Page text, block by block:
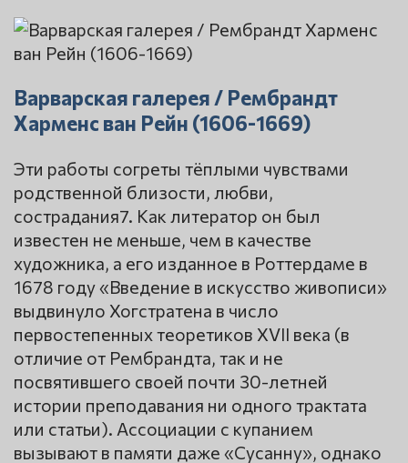
Варварская галерея / Рембрандт
Харменс ван Рейн (1606-1669)
Эти работы согреты тёплыми чувствами
родственной близости, любви,
сострадания7. Как литератор он был
известен не меньше, чем в качестве
художника, а его изданное в Роттердаме в
1678 году «Введение в искусство живописи»
выдвинуло Хогстратена в число
первостепенных теоретиков XVII века (в
отличие от Рембрандта, так и не
посвятившего своей почти 30-летней
истории преподавания ни одного трактата
или статьи). Ассоциации с купанием
вызывают в памяти даже «Сусанну», однако